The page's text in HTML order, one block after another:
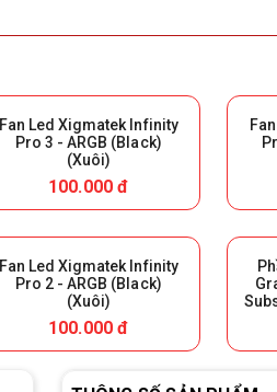
Fan Led Xigmatek Infinity
Pro 3 - ARGB (Black)
(Xuôi)
100.000 đ
Fan Led Xigmatek Infinity
Pro 2 - ARGB (Black)
(Xuôi)
100.000 đ
CHÀO
Build
RTX